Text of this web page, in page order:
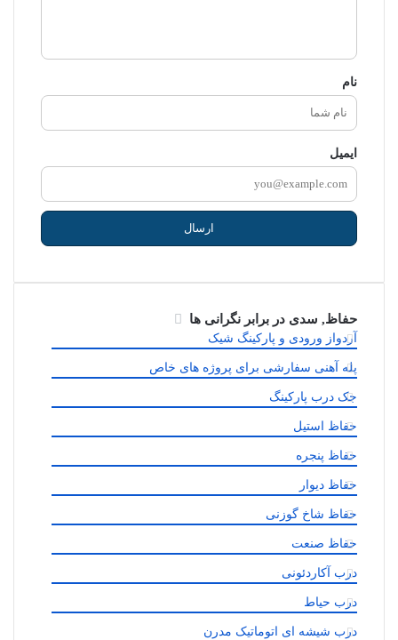
نام
ایمیل
حفاظ, سدی در برابر نگرانی ها
آردواز ورودی و پارکینگ شیک
پله آهنی سفارشی برای پروژه های خاص
جک درب پارکینگ
حفاظ استیل
حفاظ پنجره
حفاظ دیوار
حفاظ شاخ گوزنی
حفاظ صنعت
درب آکاردئونی
درب حیاط
درب شیشه ای اتوماتیک مدرن